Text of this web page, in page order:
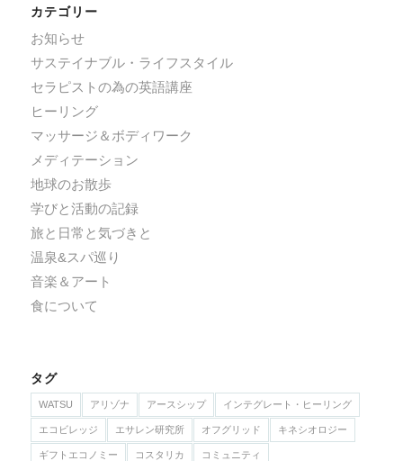
カテゴリー
お知らせ
サステイナブル・ライフスタイル
セラピストの為の英語講座
ヒーリング
マッサージ＆ボディワーク
メディテーション
地球のお散歩
学びと活動の記録
旅と日常と気づきと
温泉&スパ巡り
音楽＆アート
食について
タグ
WATSU アリゾナ アースシップ インテグレート・ヒーリング
エコビレッジ エサレン研究所 オフグリッド キネシオロジー
ギフトエコノミー コスタリカ コミュニティ